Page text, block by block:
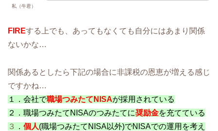
私（牛君）
FIREする上でも、あってもなくても自分にはあまり関係
ないかな…
関係あるとしたら下記の場合に非課税の恩恵が増える感じ
ですかね…
１．会社で職場つみたてNISAが採用されている
２． 職場つみたてNISAのつみたてに奨励金を充てている
３
． 個人(職場つみたてNISA以外)でNISAでの運用を考え